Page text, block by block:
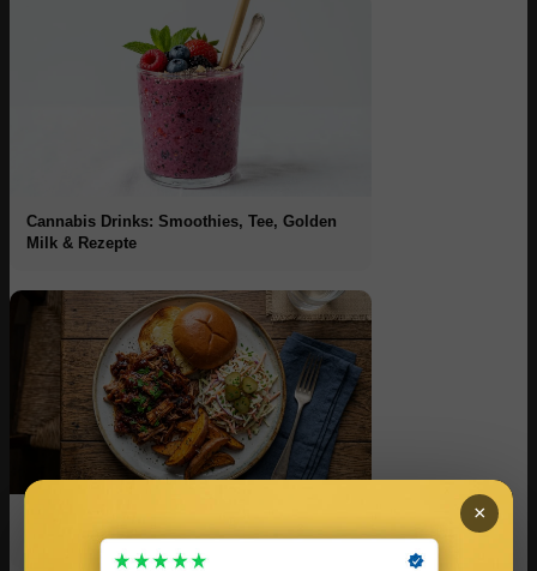
Cannabis Drinks: Smoothies, Tee, Golden
Milk & Rezepte
Rezepte für den Sommer
×